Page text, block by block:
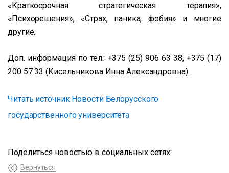
«Краткосрочная стратегическая терапия»,
«Психорешения», «Страх, паника, фобия» и многие
другие.
Доп. информация по тел.: +375 (25) 906 63 38, +375 (17)
200 57 33 (Кисельникова Инна Александровна).
Читать источник Новости Белорусского
государственного университета
Поделиться новостью в социальных сетях:
Вернуться